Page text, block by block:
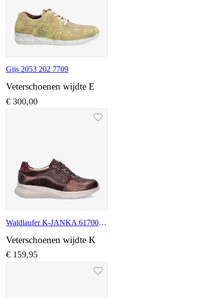
Gijs 2053 202 7709
Veterschoenen wijdte E
€ 300,00
Waldlaufer K-JANKA 617002 603 192
Veterschoenen wijdte K
€ 159,95